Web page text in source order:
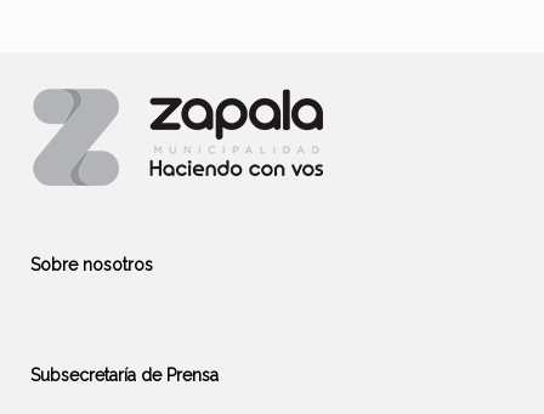
Sobre nosotros
Subsecretaría de Prensa